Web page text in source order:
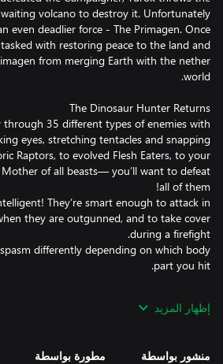
volcano to destroy it. Unfortunately
even deadlier force - The Primagen. Once
with restoring peace to the land and
from merging Earth with the nether
through 35 different types of enemies with
eyes, stretching tentacles and snapping
Raptors, to evolved Flesh Eaters, to your
of all beasts— you’ll want to defeat
They’re smart enough to attack in
they are outgunned, and to take cover
differently depending on which body
Quest Levels including the Port of Adia,
إظهار المزيد
منشور بواسطة مطورة بواسطة